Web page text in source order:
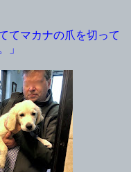
てマカナの爪を切って
」